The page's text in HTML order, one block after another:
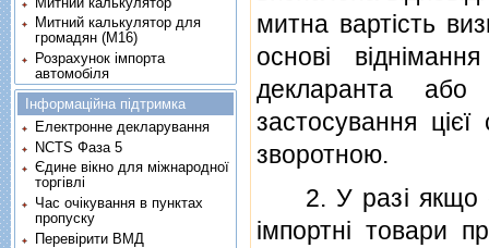
митна вартiсть
основi
декларанта або
застосування
зворотною.
2. У разi якщо
iмпортнi товари
Митний калькулятор для
громадян (М16)
Розрахунок імпорта
автомобіля
Інформаційна підтримка
Електронне декларування
NCTS Фаза 5
Єдине вікно для міжнародної
торгівлі
Час очікування в пунктах
пропуску
Перевірити ВМД